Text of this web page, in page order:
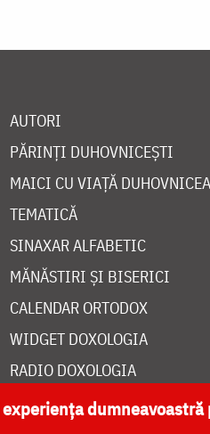
AUTORI
PĂRINȚI DUHOVNICEȘTI
MAICI CU VIAȚĂ
TEMATICĂ
SINAXAR ALFABETIC
MĂNĂSTIRI ȘI BISERICI
CALENDAR ORTODOX
WIDGET DOXOLOGIA
RADIO DOXOLOGIA
dumneavoastră